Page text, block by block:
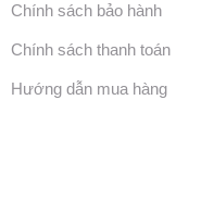
Chính sách bảo hành
Chính sách thanh toán
Hướng dẫn mua hàng